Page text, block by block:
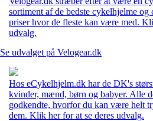
sortiment af de bedste cykelhjelme
priser hvor de fleste kan være med.
udvalg.
Se udvalget på Velogear.dk
Hos eCykelhjelm.dk har de DK's
kvinder, mænd, børn og babyer. Alle
godkendte, hvorfor du kan være helt
dem. Klik her for at se deres udvalg.